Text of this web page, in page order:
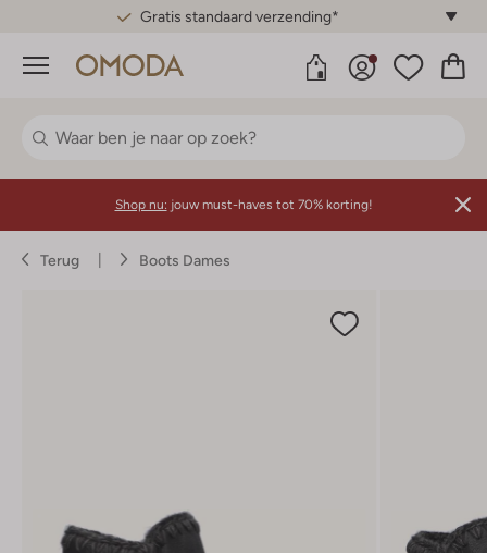
Gratis standaard verzending*
Menu
Shop nu: jouw must-haves tot 70% korting!
Terug Boots Dames